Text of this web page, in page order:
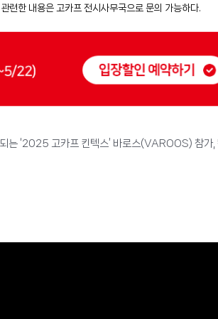
한 내용은 고카프 전시사무국으로 문의 가능하다.